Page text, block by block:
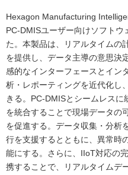
Hexagon Manufacturing
PC‑DMISユーザー向けソフト
た。本製品は、リアルタイムの
を提供し、データ主導の意思決
感的なインターフェースとイン
析・レポーティングを近代化し
きる。PC‑DMISとシームレス
を統合することで現場データの
を促進する。データ収集・分析
行を支援するとともに、異常時
能にする。さらに、IIoT対応の
携することで、リアルタイムデ